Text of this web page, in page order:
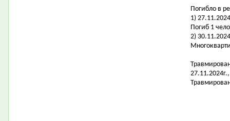
Погибло в
1)
Погиб 1
2)